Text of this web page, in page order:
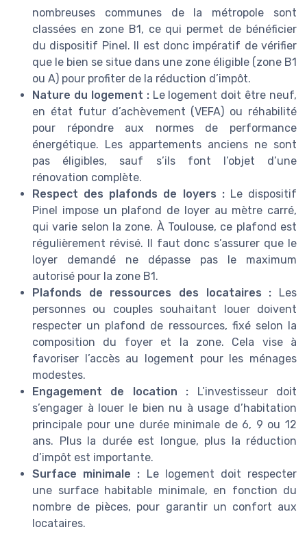
nombreuses communes de la métropole sont
classées en zone B1, ce qui permet de bénéficier
du dispositif Pinel. Il est donc impératif de vérifier
que le bien se situe dans une zone éligible (zone B1
ou A) pour profiter de la réduction d’impôt.
Nature du logement :Le logement doit être neuf,
en état futur d’achèvement (VEFA) ou réhabilité
pour répondre aux normes de performance
énergétique. Les appartements anciens ne sont
pas éligibles, sauf s’ils font l’objet d’une
rénovation complète.
Respect des plafonds de loyers :Le dispositif
Pinel impose un plafond de loyer au mètre carré,
qui varie selon la zone. À Toulouse, ce plafond est
régulièrement révisé. Il faut donc s’assurer que le
loyer demandé ne dépasse pas le maximum
autorisé pour la zone B1.
Plafonds de ressources des locataires : Les
personnes ou couples souhaitant louer doivent
respecter un plafond de ressources, fixé selon la
composition du foyer et la zone. Cela vise à
favoriser l’accès au logement pour les ménages
modestes.
Engagement de location : L’investisseur doit
s’engager à louer le bien nu à usage d’habitation
principale pour une durée minimale de 6, 9 ou 12
ans. Plus la durée est longue, plus la réduction
d’impôt est importante.
Surface minimale : Le logement doit respecter
une surface habitable minimale, en fonction du
nombre de pièces, pour garantir un confort aux
locataires.